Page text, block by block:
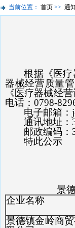
当前位置： 首页 >> 通
根据《医
器械经营质量
《医疗器械经
电话：0798-
电子邮箱：
通讯地址：
邮政编码：
特此公示
38-
景德镇市
企业名称
景德镇金岭商